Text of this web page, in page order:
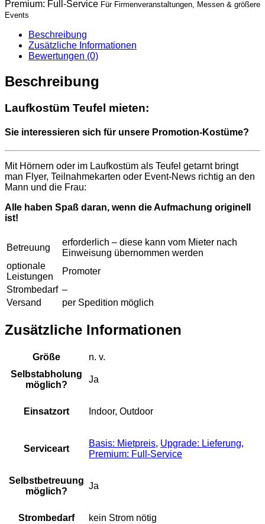
k
o
T
e
f
l
M
e
g
e
Premium: Full-Service Für Firmenveranstaltungen, Messen & größere
Events
Beschreibung
Zusätzliche Informationen
Bewertungen (0)
Beschreibung
Laufkostüm Teufel mieten:
Sie interessieren sich für unsere Promotion-Kostüme?
Mit Hörnern oder im Laufkostüm als Teufel getarnt bringt
man Flyer, Teilnahmekarten oder Event-News richtig an den
Mann und die Frau:
Alle haben Spaß daran, wenn die Aufmachung originell
ist!
Betreuung
erforderlich – diese kann vom Mieter nach
Einweisung übernommen werden
optionale
Leistungen
Promoter
Strombedarf –
Versand
per Spedition möglich
Zusätzliche Informationen
Größe
n. v.
Selbstabholung
möglich?
Ja
Einsatzort Indoor, Outdoor
Serviceart
Basis: Mietpreis, Upgrade: Lieferung,
Premium: Full-Service
Selbstbetreuung
möglich?
Ja
Strombedarf kein Strom nötig